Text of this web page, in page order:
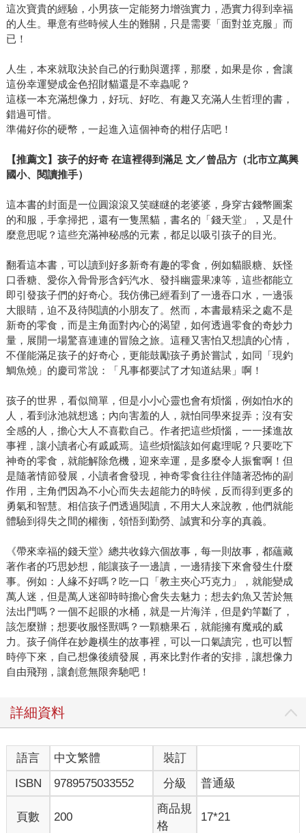
這次寶貴的經驗，小男孩一定能努力增強實力，憑實力得到幸福
的人生。畢意有些時候人生的難關，只是需要「面對並克服」而
已！
人生，本來就取決於自己的行動與選擇，那麼，如果是你，會讓
這份幸運變成金色招財貓還是不幸蟲呢？
這樣一本充滿想像力，好玩、好吃、有趣又充滿人生哲理的書，
錯過可惜。
準備好你的硬幣，一起進入這個神奇的柑仔店吧！
【推薦文】孩子的好奇 在這裡得到滿足 文／曾品方（北市立萬興
國小、閱讀推手）
這本書的封面是一位圓滾滾又笑瞇瞇的老婆婆，身穿古錢幣圖案
的和服，手拿掃把，還有一隻黑貓，書名的「錢天堂」，又是什
麼意思呢？這些充滿神秘感的元素，都足以吸引孩子的目光。
翻看這本書，可以讀到好多新奇有趣的零食，例如貓眼糖、妖怪
口香糖、愛你入骨骨形含鈣汽水、發抖幽靈果凍等，這些都能立
即引發孩子們的好奇心。我仿佛已經看到了一邊吞口水，一邊張
大眼睛，迫不及待閱讀的小朋友了。然而，本書最精采之處不是
新奇的零食，而是主角面對內心的渴望，如何透過零食的奇妙力
量，展開一場驚喜連連的冒險之旅。這種又害怕又想讀的心情，
不僅能滿足孩子的好奇心，更能鼓勵孩子勇於嘗試，如同「現釣
鯛魚燒」的慶司常說：「凡事都要試了才知道結果」啊！
孩子的世界，看似簡單，但是小小心靈也會有煩惱，例如怕水的
人，看到泳池就想逃；內向害羞的人，就怕同學來捉弄；沒有安
全感的人，擔心大人不喜歡自己。作者把這些煩惱，一一揉進故
事裡，讓小讀者心有戚戚焉。這些煩惱該如何處理呢？只要吃下
神奇的零食，就能解除危機，迎來幸運，是多麼令人振奮啊！但
是隨著情節發展，小讀者會發現，神奇零食往往伴隨著恐怖的副
作用，主角們因為不小心而失去超能力的時候，反而得到更多的
勇氣和智慧。相信孩子們透過閱讀，不用大人來說教，他們就能
體驗到得失之間的權衡，領悟到勤勞、誠實和分享的真義。
《帶來幸福的錢天堂》總共收錄六個故事，每一則故事，都蘊藏
著作者的巧思妙想，能讓孩子一邊讀，一邊猜接下來會發生什麼
事。例如：人緣不好嗎？吃一口「教主夾心巧克力」，就能變成
萬人迷，但是萬人迷卻時時擔心會失去魅力；想去釣魚又苦於無
法出門嗎？一個不起眼的水桶，就是一片海洋，但是釣竿斷了，
該怎麼辦；想要收服怪獸嗎？一顆糖果石，就能擁有魔戒的威
力。孩子倘佯在妙趣橫生的故事裡，可以一口氣讀完，也可以暫
時停下來，自己想像後續發展，再來比對作者的安排，讓想像力
自由飛翔，讓創意無限奔馳吧！
詳細資料
語言 中文繁體
裝訂
ISBN
9789575033552 分級 普通級
頁數 200
商品規
格
17*21